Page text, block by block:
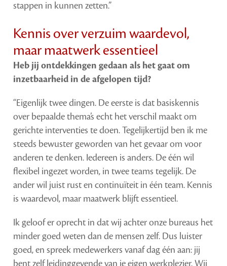
stappen in kunnen zetten.”
Kennis over verzuim waardevol,
maar maatwerk essentieel
Heb jij ontdekkingen gedaan als het gaat om
inzetbaarheid in de afgelopen tijd?
“Eigenlijk twee dingen. De eerste is dat basiskennis
over bepaalde thema’s echt het verschil maakt om
gerichte interventies te doen. Tegelijkertijd ben ik me
steeds bewuster geworden van het gevaar om voor
anderen te denken. Iedereen is anders. De één wil
flexibel ingezet worden, in twee teams tegelijk. De
ander wil juist rust en continuïteit in één team. Kennis
is waardevol, maar maatwerk blijft essentieel.
Ik geloof er oprecht in dat wij achter onze bureaus het
minder goed weten dan de mensen zelf. Dus luister
goed, en spreek medewerkers vanaf dag één aan: jij
bent zelf leidinggevende van je eigen werkplezier. Wij